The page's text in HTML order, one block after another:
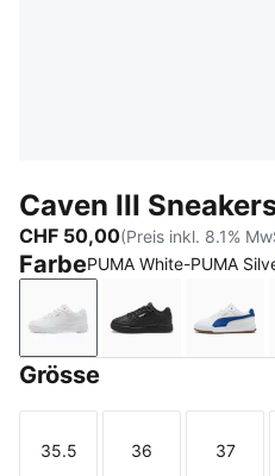
Caven III
CHF 50,00(Preis inkl. 8.1%
FarbePUMA White-PUMA
PUMA White-PUMA
PUMA Black-
Grösse
Größe
35.5
Größe
36
Größe
37